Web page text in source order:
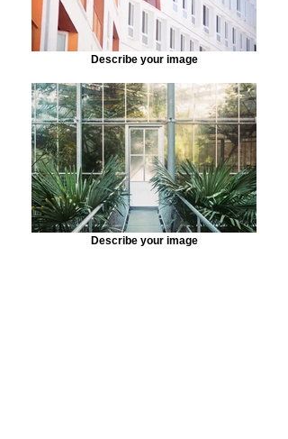
Describe your image
Describe your image